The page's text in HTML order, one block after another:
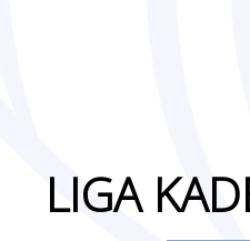
LIGA